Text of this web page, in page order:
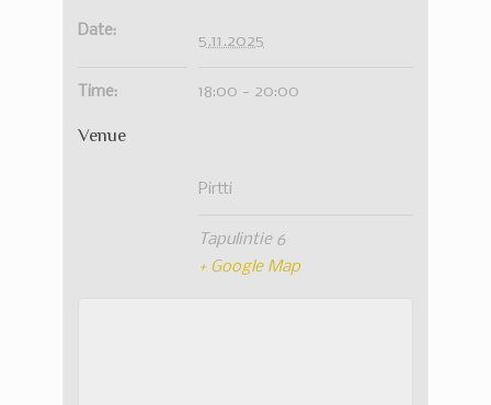
Date:
5.11.2025
Time: 18:00 - 20:00
Venue
Pirtti
Tapulintie 6
+ Google Map